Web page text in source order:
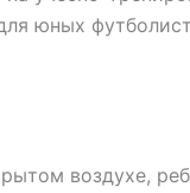
юных
воздухе,